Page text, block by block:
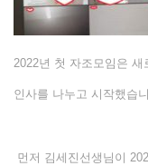
2022년 첫 자조모임은
인사를 나누고 시작했습
먼저 김세진선생님이